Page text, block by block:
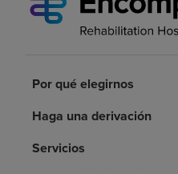
Por qué debe elegirnos
Recursos de salud
Por qué elegirnos
Haga una derivación
Servicios